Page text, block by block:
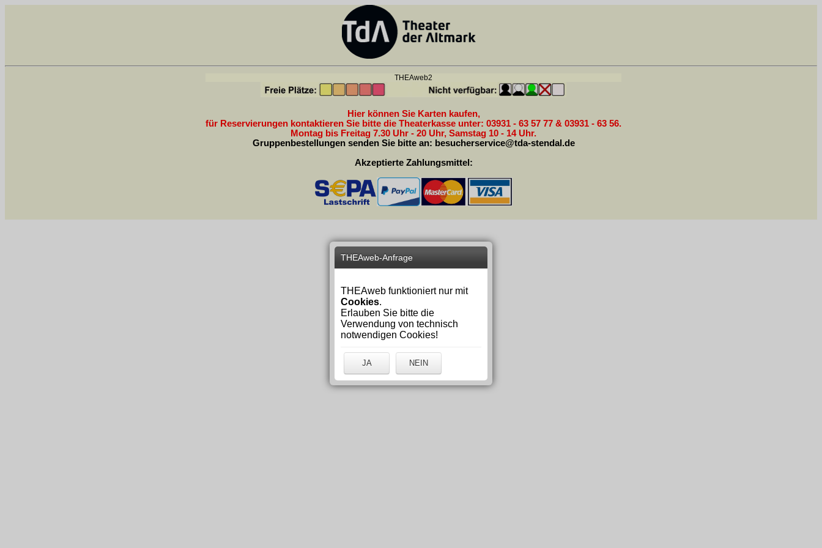
THEAweb2
Hier können Sie Karten kaufen,
für Reservierungen kontaktieren Sie bitte die Theaterkasse unter: 03931 - 63 57 77 & 03931 - 63 56.
Montag bis Freitag 7.30 Uhr - 20 Uhr, Samstag 10 - 14 Uhr.
Gruppenbestellungen senden Sie bitte an: besucherservice@tda-stendal.de
Akzeptierte Zahlungsmittel:
THEAweb-Anfrage
THEAweb funktioniert nur mit
Cookies.
Erlauben Sie bitte die
Verwendung von technisch
notwendigen Cookies!
JA NEIN